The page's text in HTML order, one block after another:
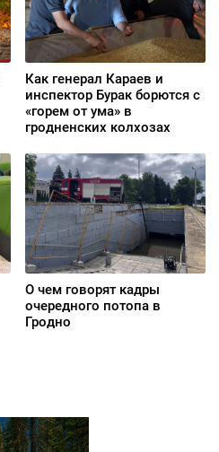
Как генерал Караев и
инспектор Бурак борются с
«горем от ума» в
гродненских колхозах
О чем говорят кадры
очередного потопа в
Гродно